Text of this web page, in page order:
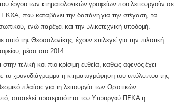
έργου των κτηματολογικών γραφείων που λειτουργούν σε
ΕΚΧΑ, που καταβάλει την δαπάνη για την στέγαση, τα
ενώ παρέχει και την υλικοτεχνική υποδομή.
αυτό της Θεσσαλονίκης, έχουν επιλεγεί για την πιλοτική
μέσα στο 2014.
τελική και πιο κρίσιμη ευθεία, καθώς αφενός έχει
το χρονοδιάγραμμα η κτηματογράφηση του υπόλοιπου της
πλαίσιο για τη λειτουργία των Οριστικών
αποτελεί προτεραιότητα του Υπουργού ΠΕΚΑ η